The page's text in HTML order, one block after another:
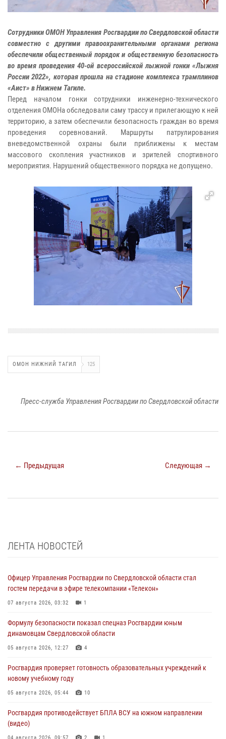
Сотрудники ОМОН Управления Росгвардии по Свердловской области
совместно с другими правоохранительными органами региона
обеспечили общественный порядок и общественную безопасность
во время проведения 40-ой всероссийской лыжной гонки «Лыжня
России 2022», которая прошла на стадионе комплекса трамплинов
«Аист» в Нижнем Тагиле.
Перед началом гонки сотрудники инженерно-технического
отделения ОМОНа обследовали саму трассу и прилегающую к ней
территорию, а затем обеспечили безопасность граждан во время
проведения соревнований. Маршруты патрулирования
вневедомственной охраны были приближены к местам
массового скопления участников и зрителей спортивного
мероприятия. Нарушений общественного порядка не допущено.
ОМОН НИЖНИЙ ТАГИЛ 125
Пресс-служба Управления Росгвардии по Свердловской области
← Предыдущая Следующая →
ЛЕНТА НОВОСТЕЙ
Офицер Управления Росгвардии по Свердловской области стал
гостем передачи в эфире телекомпании «Телекон»
07 августа 2026, 03:32 1
Формулу безопасности показал спецназ Росгвардии юным
динамовцам Свердловской области
05 августа 2026, 12:27 4
Росгвардия проверяет готовность образовательных учреждений к
новому учебному году
05 августа 2026, 05:44 10
Росгвардия противодействует БПЛА ВСУ на южном направлении
(видео)